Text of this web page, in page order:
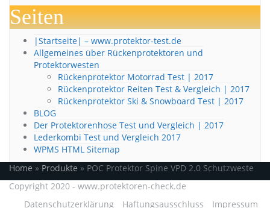
Seiten
|Startseite| – www.protektor-test.de
Allgemeines über Rückenprotektoren und
Protektorwesten
Rückenprotektor Motorrad Test | 2017
Rückenprotektor Reiten Test & Vergleich | 2017
Rückenprotektor Ski & Snowboard Test | 2017
BLOG
Der Protektorenhose Test und Vergleich | 2017
Lederkombi Test und Vergleich 2017
WPMS HTML Sitemap
Home » Produkte » POC Protektor Spine VPD 2.0 Schutzweste
Copyright 2020 - www.protektoren-check.de
Datenschutzerklärung
Haftungsausschluss Impressum